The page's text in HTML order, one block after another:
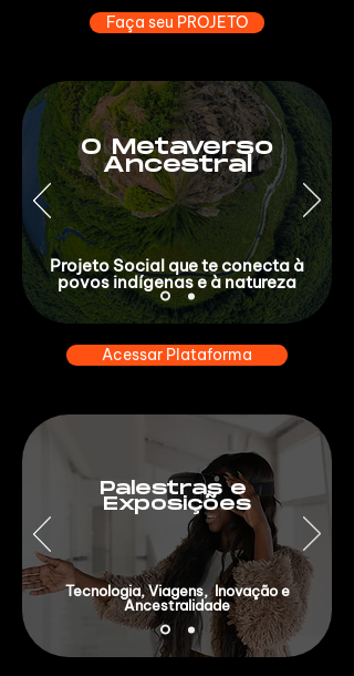
Faça seu PROJETO
O Metaverso
Ancestral
Projeto Social que te conecta à
povos indígenas e à natureza
Acessar Plataforma
Palestras e
Exposições
Tecnologia, Viagens, Inovação e
Ancestralidade